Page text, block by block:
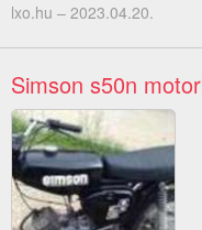
lxo.hu – 2023.04.20.
Simson s50n